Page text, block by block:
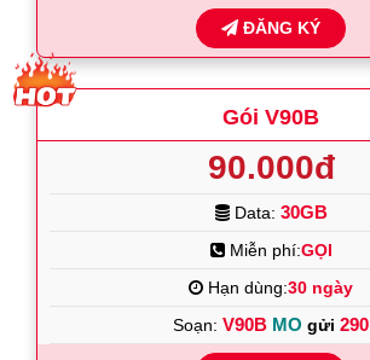
ĐĂNG KÝ
Gói V90B
90.000đ
Data: 30GB
Miễn phí:GỌI
Hạn dùng:30 ngày
Soạn: V90B MO gửi 290